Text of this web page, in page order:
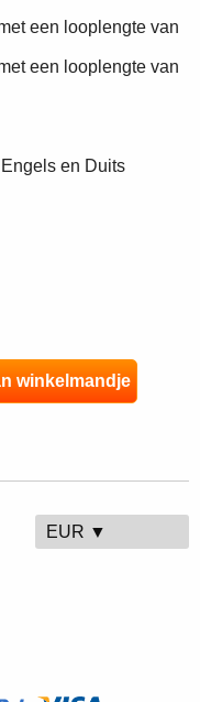
een looplengte van
een looplengte van
en Duits
EUR ▼